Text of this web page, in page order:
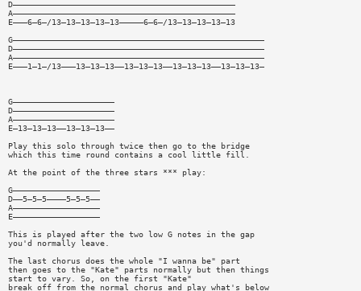
D——————————————————————————————————————————————
A——————————————————————————————————————————————
E———6—6—/13—13—13—13—13—————6—6—/13—13—13—13—13
G————————————————————————————————————————————————————
D————————————————————————————————————————————————————
A————————————————————————————————————————————————————
E———1—1—/13———13—13—13——13—13—13——13—13—13——13—13—13—
G—————————————————————
D—————————————————————
A—————————————————————
E—13—13—13——13—13—13——
Play this solo through twice then go to the bridge
which this time round contains a cool little fill.
At the point of the three stars *** play:
G——————————————————
D——5—5—5————5—5—5——
A——————————————————
E——————————————————
This is played after the two low G notes in the gap
you'd normally leave.
The last chorus does the whole "I wanna be" part
then goes to the "Kate" parts normally but then things
start to vary. So, on the first "Kate"
break off from the normal chorus and play what's below